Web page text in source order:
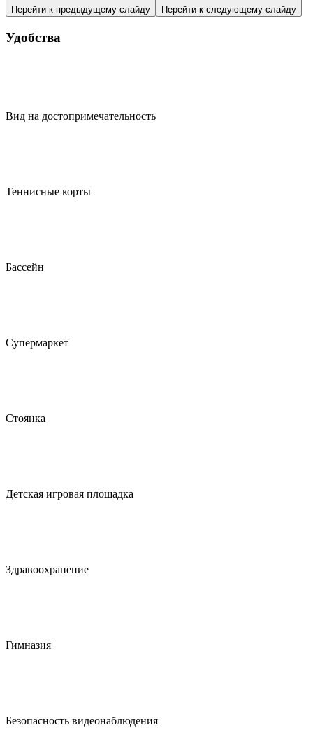
Перейти к предыдущему слайду Перейти к следующему слайду
Удобства
Вид на достопримечательность
Теннисные корты
Бассейн
Супермаркет
Стоянка
Детская игровая площадка
Здравоохранение
Гимназия
Безопасность видеонаблюдения